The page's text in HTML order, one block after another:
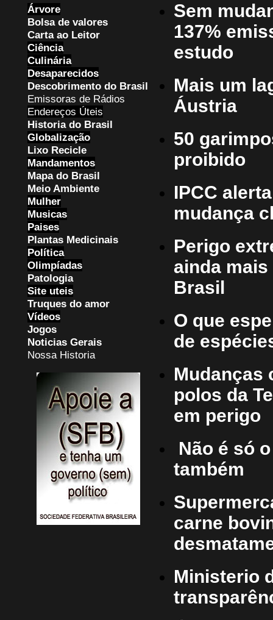
Árvore
Bolsa de valores
Carta ao Leitor
Ciência
Culinária
Desaparecidos
Descobrimento do Brasil
Emissoras de Rádios
Endereços Úteis
Historia do Brasil
Globalização
Lixo Recicle
Mandamentos
Mapa do Brasil
Meio Ambiente
Mulher
Musicas
Paises
Plantas Medicinais
Política
Olimpíadas
Patologia
Site uteis
Truques do amor
Vídeos
Jogos
Noticias Gerais
Nossa Historia
Sem
137%
estudo
Mais um
Áustria
50
proibido
IPCC
mudança
Perigo
ainda
Brasil
O que
de
Mudanças
polos da
em perigo
Não é só
também
carne
Ministerio